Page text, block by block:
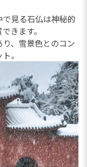
見る石仏は神秘的
きます。
、雪景色とのコン
。